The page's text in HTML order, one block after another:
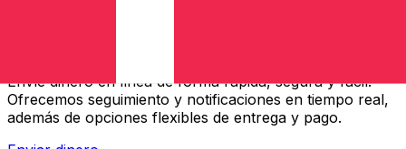
Envíe dinero en línea de forma rápida, segura y fácil.
Ofrecemos seguimiento y notificaciones en tiempo real,
además de opciones flexibles de entrega y pago.